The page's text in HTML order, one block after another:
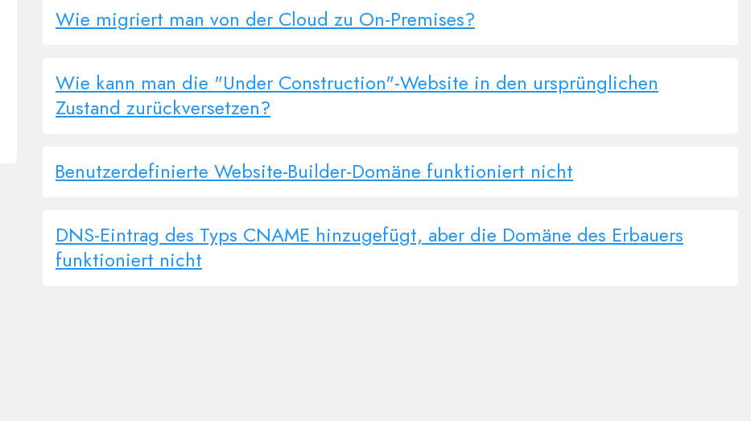
Wie migriert man von der Cloud zu On-Premises?
Wie kann man die "Under Construction"-Website in den ursprünglichen
Zustand zurückversetzen?
Benutzerdefinierte Website-Builder-Domäne funktioniert nicht
DNS-Eintrag des Typs CNAME hinzugefügt, aber die Domäne des Erbauers
funktioniert nicht